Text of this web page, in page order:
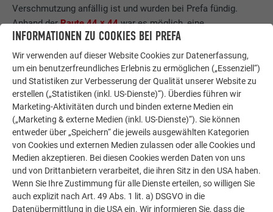
Verschmutzung anfällig ist und wurden bei Prefa fündig.
Anhand derRaute 44 × 44war es möglich, eine
durchgehende Dachhaut zu realisieren, die sich über die
Fassaden, die schräg abfallenden Dachkanten und die
Fensterlaibungen ziehen lässt. Die monolithische
Aluminiumhautwird nur von Rücksprüngen mit senkrechten
Holzlamellen unterbrochen, die bis ins Gebäudeinnere
verlaufen und so einen fließenden Übergang zwischen Innen-
und Außenbereich erzeugen.
INFORMATIONEN ZU COOKIES BEI PREFA
Wir verwenden auf dieser Website Cookies zur Datenerfassung,
um ein benutzerfreundliches Erlebnis zu ermöglichen („Essenziell“)
und Statistiken zur Verbesserung der Qualität unserer Website zu
erstellen („Statistiken (inkl. US-Dienste)“). Überdies führen wir
Marketing-Aktivitäten durch und binden externe Medien ein
(„Marketing & externe Medien (inkl. US-Dienste)“). Sie können
entweder über „Speichern“ die jeweils ausgewählten Kategorien
von Cookies und externen Medien zulassen oder alle Cookies und
Medien akzeptieren. Bei diesen Cookies werden Daten von uns
und von Drittanbietern verarbeitet, die ihren Sitz in den USA haben.
Wenn Sie Ihre Zustimmung für alle Dienste erteilen, so willigen Sie
auch explizit nach Art. 49 Abs. 1 lit. a) DSGVO in die
Datenübermittlung in die USA ein. Wir informieren Sie, dass die